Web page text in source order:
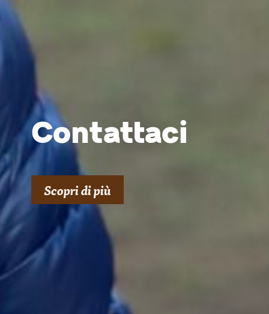
Contattaci
Scopri di più